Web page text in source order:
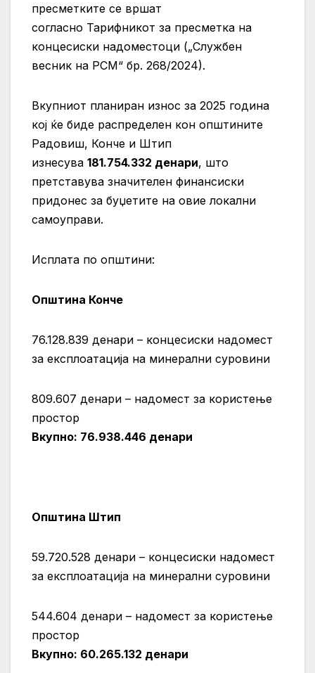
пресметките се вршат
согласно Тарифникот за пресметка на
концесиски надоместоци („Службен
весник на РСМ“ бр. 268/2024).
Вкупниот планиран износ за 2025 година
кој ќе биде распределен кон општините
Радовиш, Конче и Штип
изнесува 181.754.332 денари, што
претставува значителен финансиски
придонес за буџетите на овие локални
самоуправи.
Исплата по општини:
Општина Конче
76.128.839 денари – концесиски надомест
за експлоатација на минерални суровини
809.607 денари – надомест за користење
простор
Вкупно: 76.938.446 денари
Општина Штип
59.720.528 денари – концесиски надомест
за експлоатација на минерални суровини
544.604 денари – надомест за користење
простор
Вкупно: 60.265.132 денари